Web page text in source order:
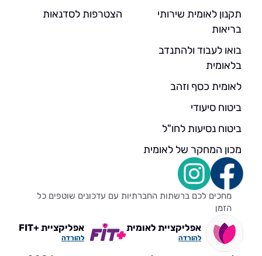
תקנון לאומית שירותי
בריאות
בואו לעבוד ולהתנדב
בלאומית
לאומית כסף וזהב
ביטוח סיעודי
ביטוח נסיעות לחו"ל
מכון המחקר של לאומית
הצטרפות לסדנאות
מחכים לכם ברשתות החברתיות עם עדכונים שוטפים כל
הזמן
אפליקציית לאומית
להורדה
אפליקציית +FIT
להורדה